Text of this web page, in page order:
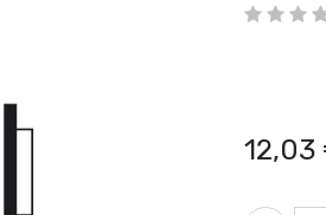
12,03